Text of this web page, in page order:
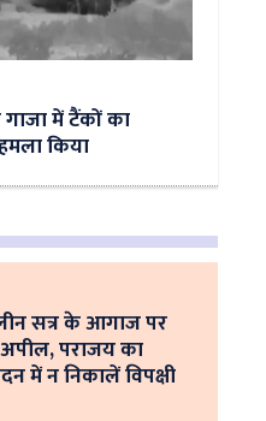
में टैंकों का
किया
सत्र के आगाज पर
पराजय का
में न निकालें विपक्षी